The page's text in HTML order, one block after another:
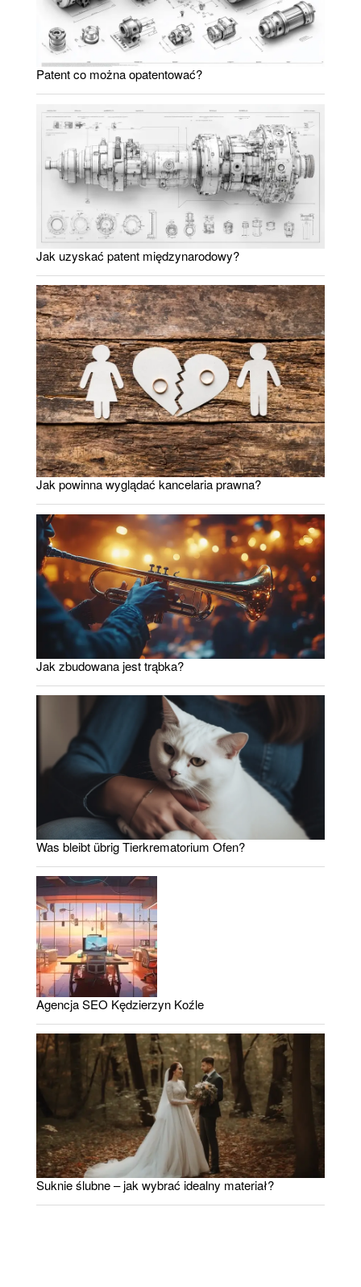
Patent co można opatentować?
Jak uzyskać patent międzynarodowy?
Jak powinna wyglądać kancelaria prawna?
Jak zbudowana jest trąbka?
Was bleibt übrig Tierkrematorium Ofen?
Agencja SEO Kędzierzyn Koźle
Suknie ślubne – jak wybrać idealny materiał?